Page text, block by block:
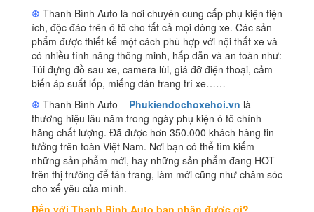
❆ Thanh Bình Auto là nơi chuyên cung cấp phụ kiện tiện
ích, độc đáo trên ô tô cho tất cả mọi dòng xe. Các sản
phẩm được thiết kế một cách phù hợp với nội thất xe và
có nhiều tính năng thông minh, hấp dẫn và an toàn như:
Túi đựng đồ sau xe, camera lùi, giá đỡ điện thoại, cảm
biến áp suất lốp, miếng dán trang trí xe……
❆ Thanh Bình Auto – Phukiendochoxehoi.vn là
thương hiệu lâu năm trong ngày phụ kiện ô tô chính
hãng chất lượng. Đã được hơn 350.000 khách hàng tin
tưởng trên toàn Việt Nam. Nơi bạn có thể tìm kiếm
những sản phẩm mới, hay những sản phẩm đang HOT
trên thị trường để tân trang, làm mới cũng như chăm sóc
cho xế yêu của mình.